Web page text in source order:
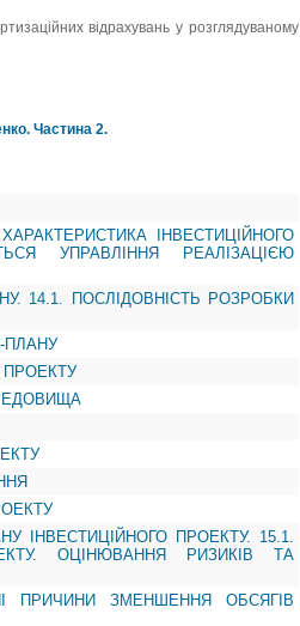
відрахувань у розглядуваному
Частина 2.
ІНВЕСТИЦІЙНОГО
УПРАВЛІННЯ РЕАЛІЗАЦІЄЮ
14.1. ПОСЛІДОВНІСТЬ РОЗРОБКИ
ПЛАНУ
ПРОЕКТУ
ІНВЕСТИЦІЙНОГО ПРОЕКТУ. 15.1.
ОЦІНЮВАННЯ РИЗИКІВ ТА
ПРИЧИНИ ЗМЕНШЕННЯ ОБСЯГІВ